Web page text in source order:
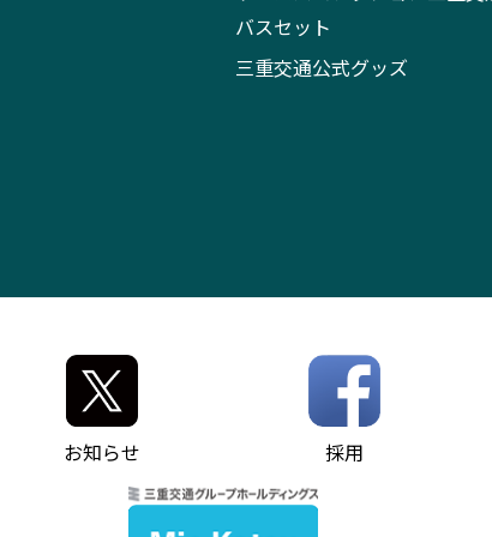
バスセット
三重交通公式グッズ
お知らせ 採用